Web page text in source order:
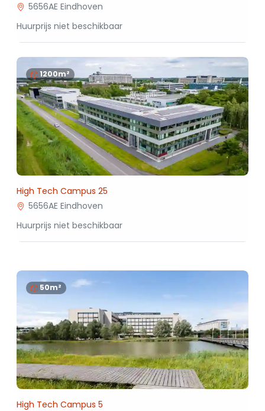
5656AE Eindhoven
Huurprijs niet beschikbaar
1200m²
High Tech Campus 25
5656AE Eindhoven
Huurprijs niet beschikbaar
50m²
High Tech Campus 5